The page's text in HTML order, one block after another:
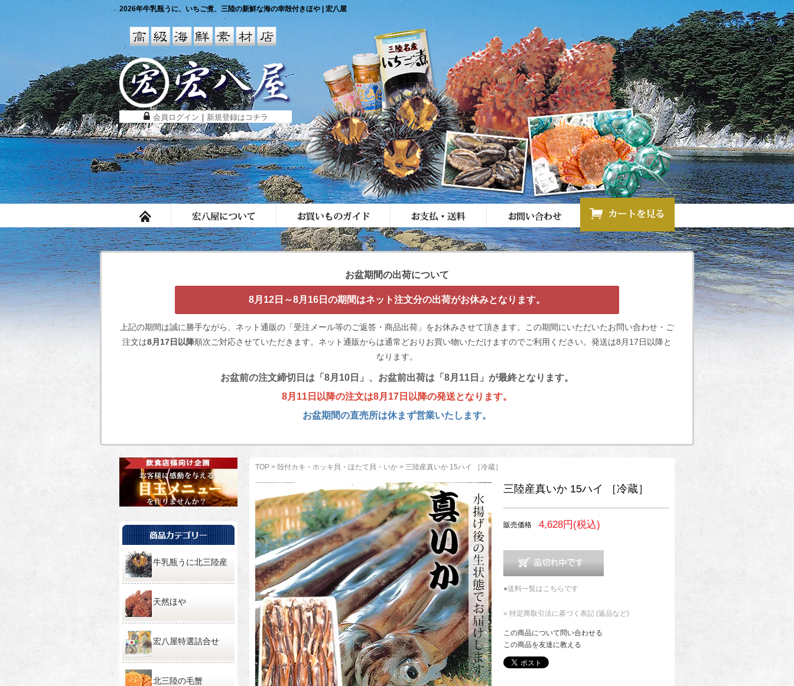
2026年牛乳瓶うに、いちご煮、三陸の新鮮な海の幸殻付きほや | 宏八屋
会員ログイン ｜ 新規登録はコチラ
お盆期間の出荷について
8月12日～8月16日の期間はネット注文分の出荷がお休みとなります。
上記の期間は誠に勝手ながら、ネット通販の「受注メール等のご返答・商品出荷」をお休みさせて頂きます。この期間にいただいたお問い合わせ・ご
注文は8月17日以降順次ご対応させていただきます。ネット通販からは通常どおりお買い物いただけますのでご利用ください。発送は8月17日以降と
なります。
お盆前の注文締切日は「8月10日」、お盆前出荷は「8月11日」が最終となります。
8月11日以降の注文は8月17日以降の発送となります。
お盆期間の直売所は休まず営業いたします。
TOP > 殻付カキ・ホッキ貝・ほたて貝・いか > 三陸産真いか 15ハイ ［冷蔵］
三陸産真いか 15ハイ ［冷蔵］
販売価格 4,628円(税込)
●送料一覧はこちらです
» 特定商取引法に基づく表記 (返品など)
この商品について問い合わせる
この商品を友達に教える
牛乳瓶うに北三陸産
天然ほや
宏八屋特選詰合せ
北三陸の毛蟹